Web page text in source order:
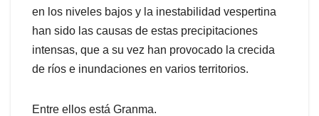
en los niveles bajos y la inestabilidad vespertina
han sido las causas de estas precipitaciones
intensas, que a su vez han provocado la crecida
de ríos e inundaciones en varios territorios.
Entre ellos está Granma.